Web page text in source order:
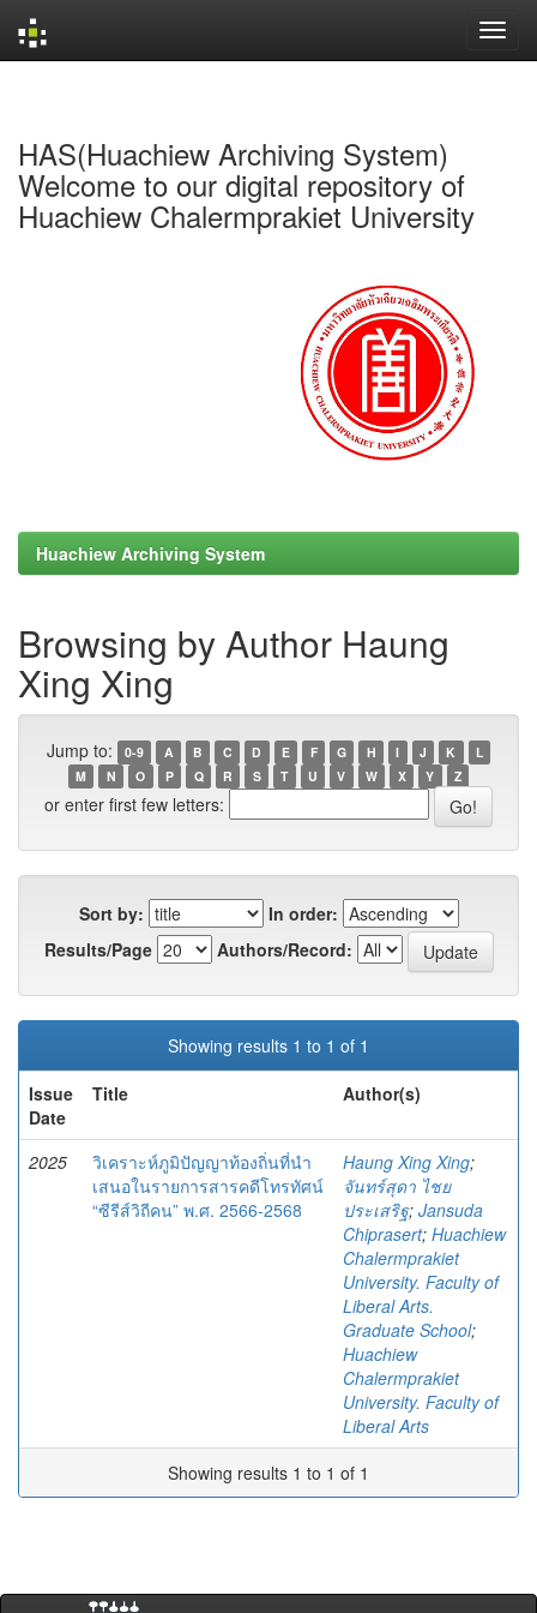
HAS(Huachiew Archiving System)
Welcome to our digital repository of
Huachiew Chalermprakiet University
Huachiew Archiving System
Browsing by Author Haung
Xing Xing
Jump to: 0-9 A B C D E F G H I J K
L
M
N O P Q R S T U V W X Y Z
or enter first few letters:
Sort by:
In order:
Results/Page
Authors/Record:
Showing results 1 to 1 of 1
Issue
Date
Title Author(s)
2025
วิเคราะห์ภูมิปัญญาท้องถิ่นที่นำ
เสนอในรายการสารคดีโทรทัศน์
“ซีรีส์วิถีคน” พ.ศ. 2566-2568
Haung Xing Xing;
จันทร์สุดา ไชย
ประเสริฐ; Jansuda
Chiprasert; Huachiew
Chalermprakiet
University. Faculty of
Liberal Arts.
Graduate School;
Huachiew
Chalermprakiet
University. Faculty of
Liberal Arts
Showing results 1 to 1 of 1